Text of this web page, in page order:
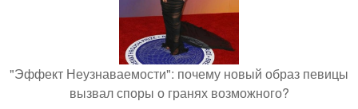
"Эффект Неузнаваемости": почему новый образ певицы
вызвал споры о гранях возможного?